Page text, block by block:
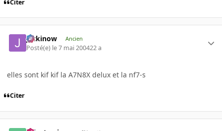
Citer
jackinow Ancien
Posté(e) le 7 mai 200422 a
elles sont kif kif la A7N8X delux et la nf7-s
Citer